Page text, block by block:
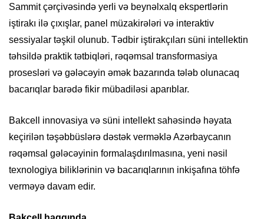
Sammit çərçivəsində yerli və beynəlxalq ekspertlərin
iştirakı ilə çıxışlar, panel müzakirələri və interaktiv
sessiyalar təşkil olunub. Tədbir iştirakçıları süni intellektin
təhsildə praktik tətbiqləri, rəqəmsal transformasiya
prosesləri və gələcəyin əmək bazarında tələb olunacaq
bacarıqlar barədə fikir mübadiləsi aparıblar.
Bakcell innovasiya və süni intellekt sahəsində həyata
keçirilən təşəbbüslərə dəstək verməklə Azərbaycanın
rəqəmsal gələcəyinin formalaşdırılmasına, yeni nəsil
texnologiya biliklərinin və bacarıqlarının inkişafına töhfə
verməyə davam edir.